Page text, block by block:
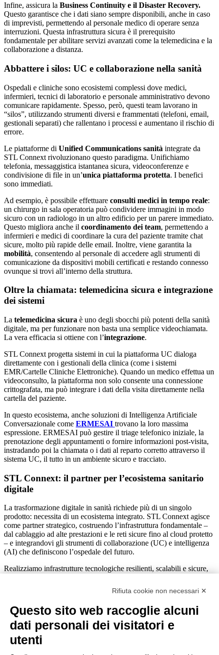
Infine, assicura la Business Continuity e il Disaster Recovery.
Questo garantisce che i dati siano sempre disponibili, anche in caso
di imprevisti, permettendo al personale medico di operare senza
interruzioni. Questa infrastruttura sicura è il prerequisito
fondamentale per abilitare servizi avanzati come la telemedicina e la
collaborazione a distanza.
Abbattere i silos: UC e collaborazione nella sanità
Ospedali e cliniche sono ecosistemi complessi dove medici,
infermieri, tecnici di laboratorio e personale amministrativo devono
comunicare rapidamente. Spesso, però, questi team lavorano in
“silos”, utilizzando strumenti diversi e frammentati (telefoni, email,
gestionali separati) che rallentano i processi e aumentano il rischio di
errore.
Le piattaforme di Unified Communications sanità integrate da
STL Connext rivoluzionano questo paradigma. Unifichiamo
telefonia, messaggistica istantanea sicura, videoconferenze e
condivisione di file in un’unica piattaforma protetta. I benefici
sono immediati.
Ad esempio, è possibile effettuare consulti medici in tempo reale:
un chirurgo in sala operatoria può condividere immagini in modo
sicuro con un radiologo in un altro edificio per un parere immediato.
Questo migliora anche il coordinamento dei team, permettendo a
infermieri e medici di coordinare la cura del paziente tramite chat
sicure, molto più rapide delle email. Inoltre, viene garantita la
mobilità, consentendo al personale di accedere agli strumenti di
comunicazione da dispositivi mobili certificati e restando connesso
ovunque si trovi all’interno della struttura.
Oltre la chiamata: telemedicina sicura e integrazione
dei sistemi
La telemedicina sicura è uno degli sbocchi più potenti della sanità
digitale, ma per funzionare non basta una semplice videochiamata.
La vera efficacia si ottiene con l’integrazione.
STL Connext progetta sistemi in cui la piattaforma UC dialoga
direttamente con i gestionali della clinica (come i sistemi
EMR/Cartelle Cliniche Elettroniche). Quando un medico effettua un
videoconsulto, la piattaforma non solo consente una connessione
crittografata, ma può integrare i dati della visita direttamente nella
cartella del paziente.
In questo ecosistema, anche soluzioni di Intelligenza Artificiale
Conversazionale come ERMESAI trovano la loro massima
espressione. ERMESAI può gestire il triage telefonico iniziale, la
prenotazione degli appuntamenti o fornire informazioni post-visita,
instradando poi la chiamata o i dati al reparto corretto attraverso il
sistema UC, il tutto in un ambiente sicuro e tracciato.
STL Connext: il partner per l’ecosistema sanitario
digitale
La trasformazione digitale in sanità richiede più di un singolo
prodotto: necessita di un ecosistema integrato. STL Connext agisce
come partner strategico, costruendo l’infrastruttura fondamentale –
dal cablaggio ad alte prestazioni e le reti sicure fino al cloud protetto
– e integrandovi gli strumenti di collaborazione (UC) e intelligenza
(AI) che definiscono l’ospedale del futuro.
Realizziamo infrastrutture tecnologiche resilienti, scalabili e sicure,
STL Connext Srl
Via A. Grandi 43/b - Brescia
Rifiuta cookie non necessari ✕
Questo sito web raccoglie alcuni
dati personali dei visitatori e
utenti